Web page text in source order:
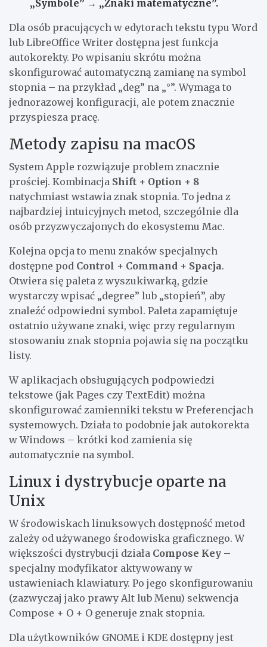
„Symbole” → „Znaki matematyczne”.
Dla osób pracujących w edytorach tekstu typu Word
lub LibreOffice Writer dostępna jest funkcja
autokorekty. Po wpisaniu skrótu można
skonfigurować automatyczną zamianę na symbol
stopnia – na przykład „deg” na „°”. Wymaga to
jednorazowej konfiguracji, ale potem znacznie
przyspiesza pracę.
Metody zapisu na macOS
System Apple rozwiązuje problem znacznie
prościej. Kombinacja Shift + Option + 8
natychmiast wstawia znak stopnia. To jedna z
najbardziej intuicyjnych metod, szczególnie dla
osób przyzwyczajonych do ekosystemu Mac.
Kolejna opcja to menu znaków specjalnych
dostępne pod Control + Command + Spacja.
Otwiera się paleta z wyszukiwarką, gdzie
wystarczy wpisać „degree” lub „stopień”, aby
znaleźć odpowiedni symbol. Paleta zapamiętuje
ostatnio używane znaki, więc przy regularnym
stosowaniu znak stopnia pojawia się na początku
listy.
W aplikacjach obsługujących podpowiedzi
tekstowe (jak Pages czy TextEdit) można
skonfigurować zamienniki tekstu w Preferencjach
systemowych. Działa to podobnie jak autokorekta
w Windows – krótki kod zamienia się
automatycznie na symbol.
Linux i dystrybucje oparte na
Unix
W środowiskach linuksowych dostępność metod
zależy od używanego środowiska graficznego. W
większości dystrybucji działa Compose Key –
specjalny modyfikator aktywowany w
ustawieniach klawiatury. Po jego skonfigurowaniu
(zazwyczaj jako prawy Alt lub Menu) sekwencja
Compose + O + O generuje znak stopnia.
Dla użytkowników GNOME i KDE dostępny jest